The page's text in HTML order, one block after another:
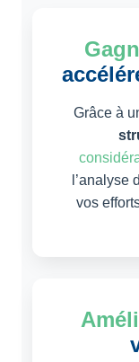
Grâce à
l’analyse
vos